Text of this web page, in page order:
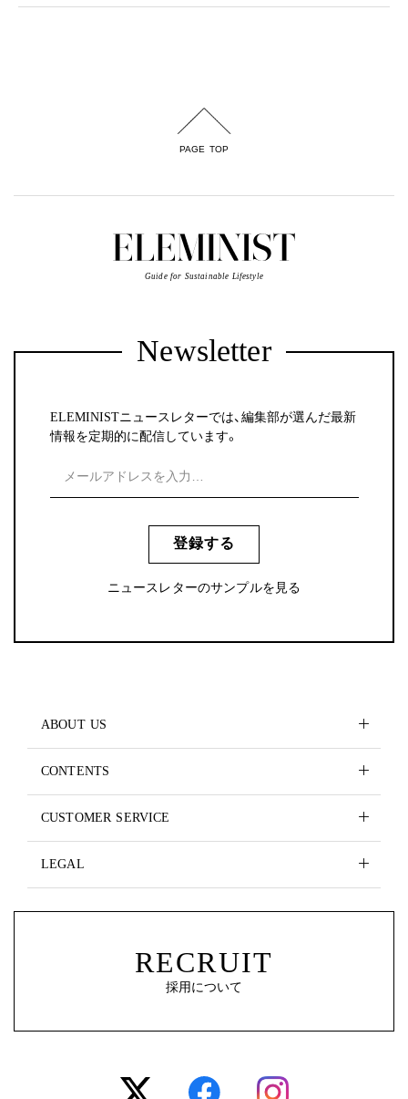
PAGE TOP
Guide for Sustainable Lifestyle
Newsletter
ELEMINISTニュースレターでは、編集部が選んだ最新
情報を定期的に配信しています。
登録する
ニュースレターのサンプルを見る
ABOUT US
CONTENTS
CUSTOMER SERVICE
LEGAL
RECRUIT
採用について